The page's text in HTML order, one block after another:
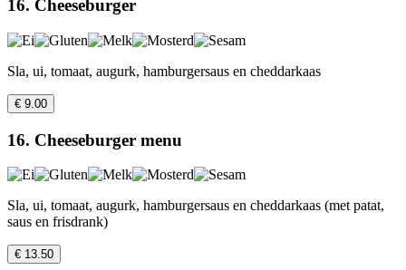
16. Cheeseburger
Sla, ui, tomaat, augurk, hamburgersaus en cheddarkaas
€ 9.00
16. Cheeseburger menu
Sla, ui, tomaat, augurk, hamburgersaus en cheddarkaas (met patat,
saus en frisdrank)
€ 13.50